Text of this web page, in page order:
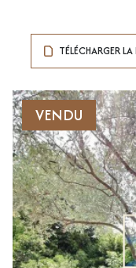
TÉLÉCHARGER LA
VENDU